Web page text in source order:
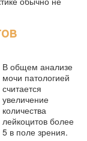
В общем анализе
мочи патологией
считается
увеличение
количества
лейкоцитов более
5 в поле зрения.